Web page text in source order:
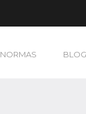
NORMAS BLOG